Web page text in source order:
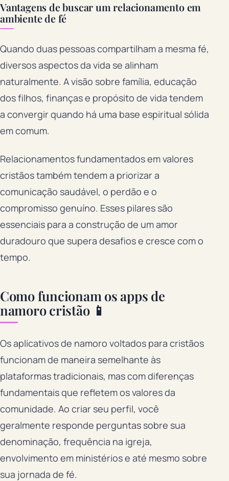
Vantagens de buscar um relacionamento em
ambiente de fé
Quando duas pessoas compartilham a mesma fé,
diversos aspectos da vida se alinham
naturalmente. A visão sobre família, educação
dos filhos, finanças e propósito de vida tendem
a convergir quando há uma base espiritual sólida
em comum.
Relacionamentos fundamentados em valores
cristãos também tendem a priorizar a
comunicação saudável, o perdão e o
compromisso genuíno. Esses pilares são
essenciais para a construção de um amor
duradouro que supera desafios e cresce com o
tempo.
Como funcionam os apps de
namoro cristão 📱
Os aplicativos de namoro voltados para cristãos
funcionam de maneira semelhante às
plataformas tradicionais, mas com diferenças
fundamentais que refletem os valores da
comunidade. Ao criar seu perfil, você
geralmente responde perguntas sobre sua
denominação, frequência na igreja,
envolvimento em ministérios e até mesmo sobre
sua jornada de fé.